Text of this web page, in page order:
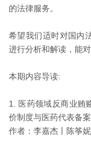
的法律服务。
希望我们适时对国内
进行分析和解读，能
本期内容导读:
1. 医药领域反商业
价制度与医药代表备
作者：李嘉杰丨陈筝妮